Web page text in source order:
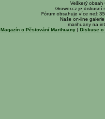
Veškerý obsah
Grower.cz je diskusní
Fórum obsahuje více než
Naše on-line
marihuany na
Magazín o Pěstování Marihuany| Diskuse o